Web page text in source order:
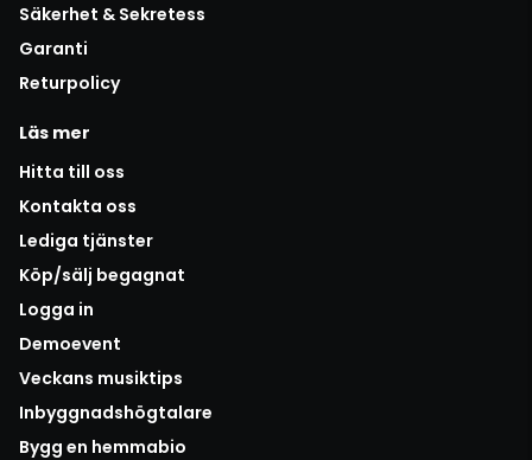
Säkerhet & Sekretess
Garanti
Returpolicy
Läs mer
Hitta till oss
Kontakta oss
Lediga tjänster
Köp/sälj begagnat
Logga in
Demoevent
Veckans musiktips
Inbyggnadshögtalare
Bygg en hemmabio